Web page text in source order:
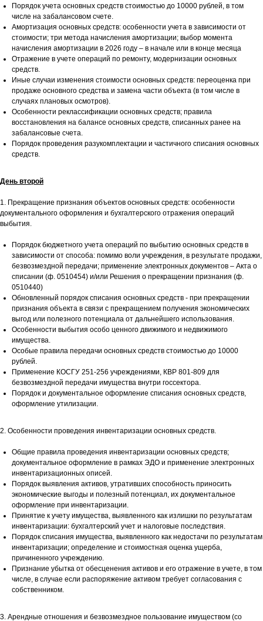
Порядок учета основных средств стоимостью до 10000 рублей, в том
числе на забалансовом счете.
Амортизация основных средств: особенности учета в зависимости от
стоимости; три метода начисления амортизации; выбор момента
начисления амортизации в 2026 году – в начале или в конце месяца
Отражение в учете операций по ремонту, модернизации основных
средств.
Иные случаи изменения стоимости основных средств: переоценка при
продаже основного средства и замена части объекта (в том числе в
случаях плановых осмотров).
Особенности реклассификации основных средств; правила
восстановления на балансе основных средств, списанных ранее на
забалансовые счета.
Порядок проведения разукомплектации и частичного списания основных
средств.
День второй
1. Прекращение признания объектов основных средств: особенности
документального оформления и бухгалтерского отражения операций
выбытия.
Порядок бюджетного учета операций по выбытию основных средств в
зависимости от способа: помимо воли учреждения, в результате продажи,
безвозмездной передачи; применение электронных документов – Акта о
списании (ф. 0510454) и/или Решения о прекращении признания (ф.
0510440)
Обновленный порядок списания основных средств - при прекращении
признания объекта в связи с прекращением получения экономических
выгод или полезного потенциала от дальнейшего использования.
Особенности выбытия особо ценного движимого и недвижимого
имущества.
Особые правила передачи основных средств стоимостью до 10000
рублей.
Применение КОСГУ 251-256 учреждениями, КВР 801-809 для
безвозмездной передачи имущества внутри госсектора.
Порядок и документальное оформление списания основных средств,
оформление утилизации.
2. Особенности проведения инвентаризации основных средств.
Общие правила проведения инвентаризации основных средств;
документальное оформление в рамках ЭДО и применение электронных
инвентаризационных описей.
Порядок выявления активов, утративших способность приносить
экономические выгоды и полезный потенциал, их документальное
оформление при инвентаризации.
Принятие к учету имущества, выявленного как излишки по результатам
инвентаризации: бухгалтерский учет и налоговые последствия.
Порядок списания имущества, выявленного как недостачи по результатам
инвентаризации; определение и стоимостная оценка ущерба,
причиненного учреждению.
Признание убытка от обесценения активов и его отражение в учете, в том
числе, в случае если распоряжение активом требует согласования с
собственником.
3. Арендные отношения и безвозмездное пользование имуществом (со